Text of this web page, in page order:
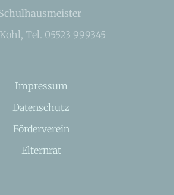
Tel. 05523 999345
Impressum
Datenschutz
Förderverein
Elternrat